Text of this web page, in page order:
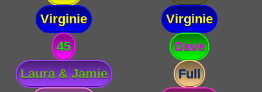
Virginie
Virginie
45
Dave
Laura & Jamie
Full